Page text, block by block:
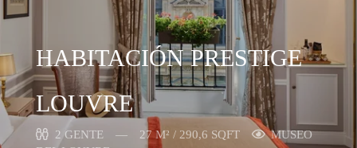
HABITACIÓN PRESTIGE
LOUVRE
2 GENTE 27 M² / 290,6 SQFT
MUSEO